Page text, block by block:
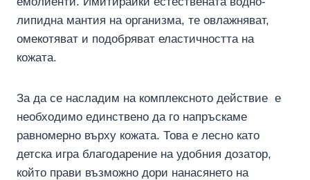
липидна мантия на организма, те овлажняват,
омекотяват и подобряват еластичността на
кожата.
За да се насладим на комплексното действие е
необходимо единствено да го напръскаме
равномерно върху кожата. Това е лесно като
детска игра благодарение на удобния дозатор,
който прави възможно дори нанасянето на